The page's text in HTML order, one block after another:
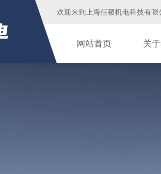
欢迎来到 上海任稷机电科技有限
网站首页 关